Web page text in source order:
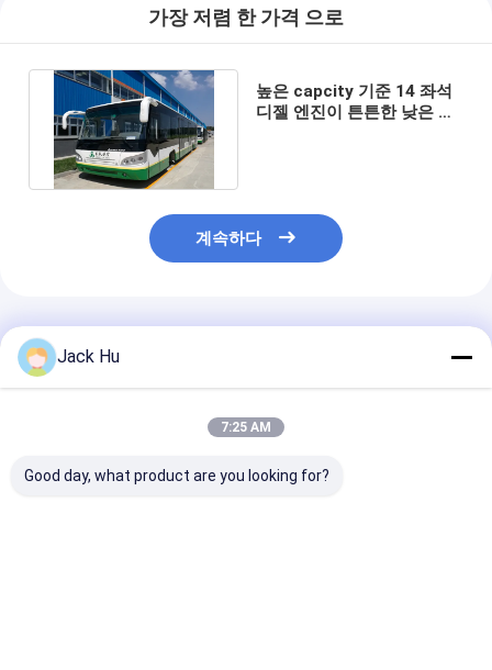
가장 저렴 한 가격 으로
높은 capcity 기준 14 좌석
디젤 엔진이 튼튼한 낮은 지
계속하다
추천된 제품
Jack Hu
7:25 AM
Good day, what product are you looking for?